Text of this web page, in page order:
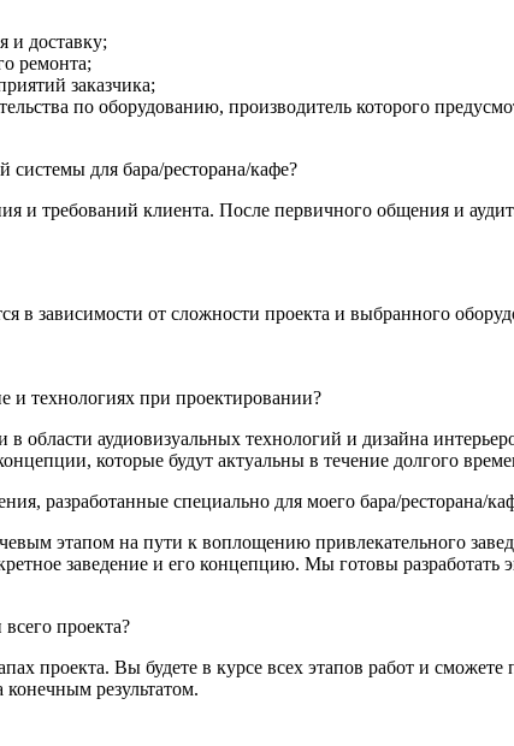
и доставку;
ремонта;
заказчика;
по оборудованию, производитель которого
для бара/ресторана/кафе?
и требований клиента. После первичного общения и
в зависимости от сложности проекта и выбранного
и технологиях при проектировании?
области аудиовизуальных технологий и дизайна
которые будут актуальны в течение долгого
разработанные специально для моего бара/ресторана/
этапом на пути к воплощению привлекательного
заведение и его концепцию. Мы готовы
проекта?
проекта. Вы будете в курсе всех этапов работ и
результатом.